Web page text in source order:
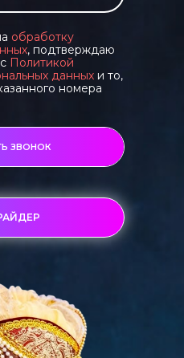
обработку
, подтверждаю
Политикой
данных и то,
номера
ЗВОНОК